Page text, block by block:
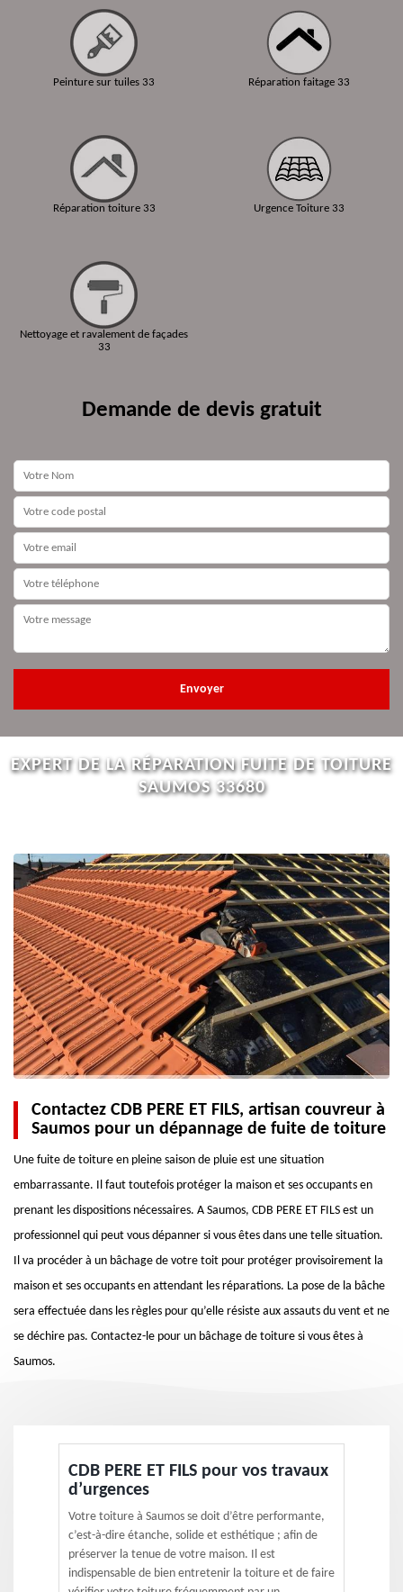
Peinture sur tuiles 33
Réparation toiture 33
Nettoyage et ravalement de façades
33
Réparation faitage 33
Urgence Toiture 33
Demande de devis gratuit
EXPERT DE LA RÉPARATION FUITE DE TOITURE
SAUMOS 33680
Contactez CDB PERE ET FILS, artisan couvreur à
Saumos pour un dépannage de fuite de toiture
Une fuite de toiture en pleine saison de pluie est une situation
embarrassante. Il faut toutefois protéger la maison et ses occupants en
prenant les dispositions nécessaires. A Saumos, CDB PERE ET FILS est un
professionnel qui peut vous dépanner si vous êtes dans une telle situation.
Il va procéder à un bâchage de votre toit pour protéger provisoirement la
maison et ses occupants en attendant les réparations. La pose de la bâche
sera effectuée dans les règles pour qu’elle résiste aux assauts du vent et ne
se déchire pas. Contactez-le pour un bâchage de toiture si vous êtes à
Saumos.
CDB PERE ET FILS pour vos travaux
d’urgences
Votre toiture à Saumos se doit d’être performante,
c’est-à-dire étanche, solide et esthétique ; afin de
préserver la tenue de votre maison. Il est
indispensable de bien entretenir la toiture et de faire